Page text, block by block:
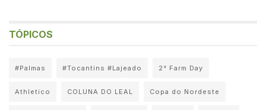
TÓPICOS
#Palmas #Tocantins #Lajeado 2° Farm Day
Athletico COLUNA DO LEAL Copa do Nordeste